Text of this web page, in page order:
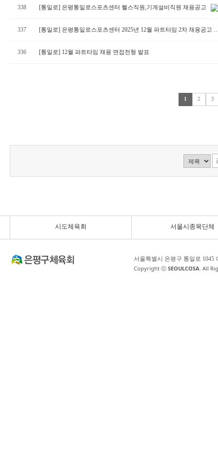
338 [통일로] 은평통일로스포츠센터 헬스직원,기계설비직원 채용공고
337 [통일로] 은평통일로스포츠센터 2025년 12월 파트타임 2차 채용공고
336 [통일로] 12월 파트타임 채용 면접전형 발표
1 2 3
시도체육회 서울시종목단체
서울특별시 은평구 통일로 1045
Copyright ⓒ SEOULCOSA. All